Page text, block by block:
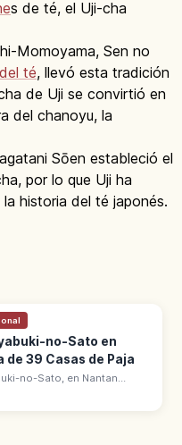
s de té, el Uji-cha
Momoyama, Sen no
té, llevó esta tradición
de Uji se convirtió en
del chanoyu, la
Sōen estableció el
por lo que Uji ha
historia del té japonés.
no-Sato en
de 39 Casas de Paja
no-Sato, en Nantan
39 casas tradicionales
Estilo Kitayama, Distrito